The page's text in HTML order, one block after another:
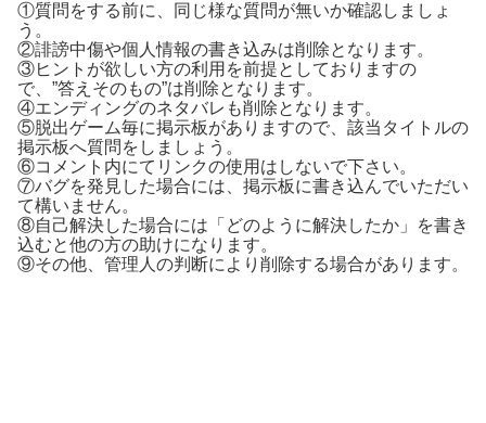
①質問をする前に、同じ様な質問が無いか確認しましょ
う。
②誹謗中傷や個人情報の書き込みは削除となります。
③ヒントが欲しい方の利用を前提としておりますの
で、”答えそのもの”は削除となります。
④エンディングのネタバレも削除となります。
⑤脱出ゲーム毎に掲示板がありますので、該当タイトルの
掲示板へ質問をしましょう。
⑥コメント内にてリンクの使用はしないで下さい。
⑦バグを発見した場合には、掲示板に書き込んでいただい
て構いません。
⑧自己解決した場合には「どのように解決したか」を書き
込むと他の方の助けになります。
⑨その他、管理人の判断により削除する場合があります。